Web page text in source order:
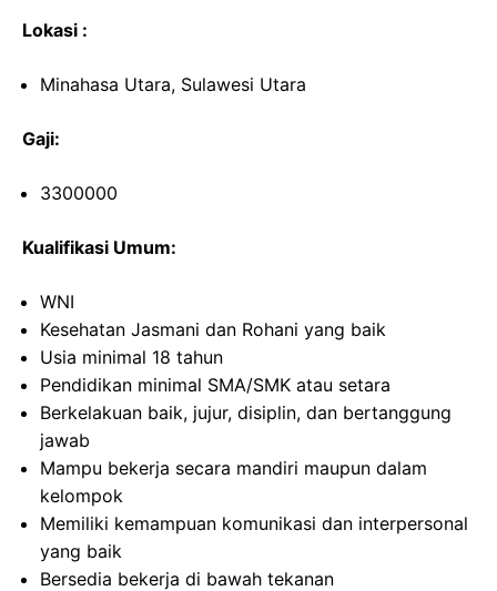
Lokasi :
Minahasa Utara, Sulawesi Utara
Gaji:
3300000
Kualifikasi Umum:
WNI
Kesehatan Jasmani dan Rohani yang baik
Usia minimal 18 tahun
Pendidikan minimal SMA/SMK atau setara
Berkelakuan baik, jujur, disiplin, dan bertanggung
jawab
Mampu bekerja secara mandiri maupun dalam
kelompok
Memiliki kemampuan komunikasi dan interpersonal
yang baik
Bersedia bekerja di bawah tekanan